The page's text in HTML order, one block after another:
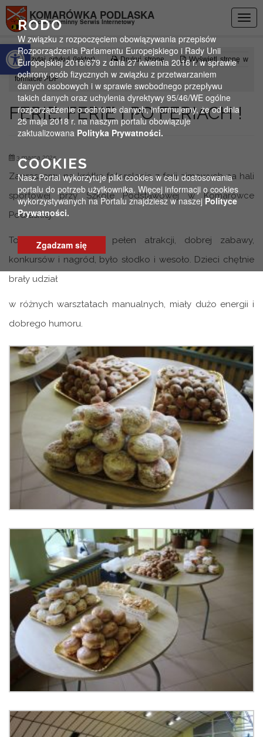
Otwórz pasek narzędzi
KOMARÓWKA PODLASKA
Oficjalny gminny Serwis Internetowy
Czytaj artykuł (lektor) Drukuj stronę Wyświetl stronę w
formacie PDF
FERIE, FERIE I PO FERIACH !
3 marca 2025
Zapraszamy na krótką fotorelację z ferii zimowych na hali
sportowej przy Szkole Podstawowej w Komarówce
Podlaskiej.
To był dobry dzień pełen atrakcji, dobrej zabawy,
konkursów i nagród, było słodko i wesoło. Dzieci chętnie
brały udział
w różnych warsztatach manualnych, miały dużo energii i
dobrego humoru.
RODO
W związku z rozpoczęciem obowiązywania przepisów
Rozporządzenia Parlamentu Europejskiego i Rady Unii
Europejskiej 2016/679 z dnia 27 kwietnia 2016 r. w sprawie
ochrony osób fizycznych w związku z przetwarzaniem
danych osobowych i w sprawie swobodnego przepływu
takich danych oraz uchylenia dyrektywy 95/46/WE ogólne
rozporządzenie o ochronie danych, informujemy, że od dnia
25 maja 2018 r. na naszym portalu obowiązuje
zaktualizowana Polityka Prywatności.
COOKIES
Nasz Portal wykorzytuje pliki cookies w celu dostosowania
portalu do potrzeb użytkownika. Więcej informacji o cookies
wykorzystywanych na Portalu znajdziesz w naszejPolityce
Prywatności.
Zgadzam się